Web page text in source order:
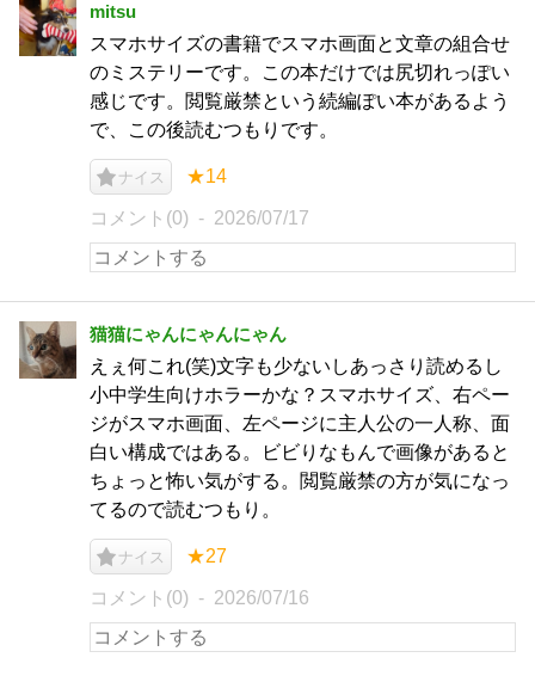
mitsu
スマホサイズの書籍でスマホ画面と文章の組合せ
のミステリーです。この本だけでは尻切れっぽい
感じです。閲覧厳禁という続編ぽい本があるよう
で、この後読むつもりです。
ナイス ★14
コメント(0) 2026/07/17
猫猫にゃんにゃんにゃん
えぇ何これ(笑)文字も少ないしあっさり読めるし
小中学生向けホラーかな？スマホサイズ、右ペー
ジがスマホ画面、左ページに主人公の一人称、面
白い構成ではある。ビビりなもんで画像があると
ちょっと怖い気がする。閲覧厳禁の方が気になっ
てるので読むつもり。
ナイス ★27
コメント(0) 2026/07/16